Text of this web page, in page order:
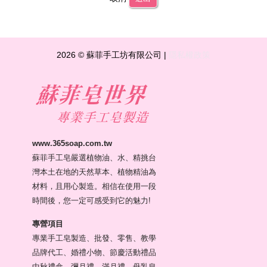
2026 © 蘇菲手工坊有限公司 |
www.365soap.com.tw
蘇菲手工皂嚴選植物油、水、精挑台
灣本土在地的天然草本、植物精油為
材料，且用心製造。相信在使用一段
時間後，您一定可感受到它的魅力!
專營項目
專業手工皂製造、批發、零售、教學
品牌代工、婚禮小物、節慶活動禮品